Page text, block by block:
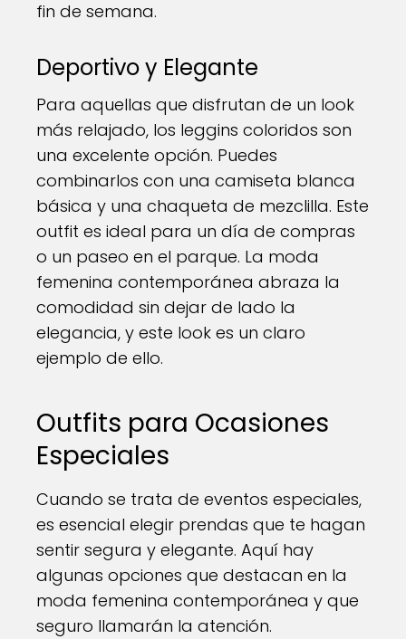
fin de semana.
Deportivo y Elegante
Para aquellas que disfrutan de un look
más relajado, los leggins coloridos son
una excelente opción. Puedes
combinarlos con una camiseta blanca
básica y una chaqueta de mezclilla. Este
outfit es ideal para un día de compras
o un paseo en el parque. La moda
femenina contemporánea abraza la
comodidad sin dejar de lado la
elegancia, y este look es un claro
ejemplo de ello.
Outfits para Ocasiones
Especiales
Cuando se trata de eventos especiales,
es esencial elegir prendas que te hagan
sentir segura y elegante. Aquí hay
algunas opciones que destacan en la
moda femenina contemporánea y que
seguro llamarán la atención.